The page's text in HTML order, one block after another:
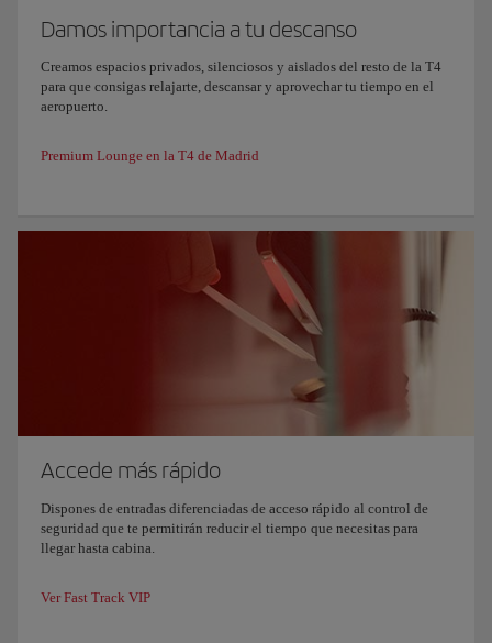
Damos importancia a tu descanso
Creamos espacios privados, silenciosos y aislados del resto de la T4
para que consigas relajarte, descansar y aprovechar tu tiempo en el
aeropuerto.
Premium Lounge en la T4 de Madrid
Accede más rápido
Dispones de entradas diferenciadas de acceso rápido al control de
seguridad que te permitirán reducir el tiempo que necesitas para
llegar hasta cabina.
Ver Fast Track VIP